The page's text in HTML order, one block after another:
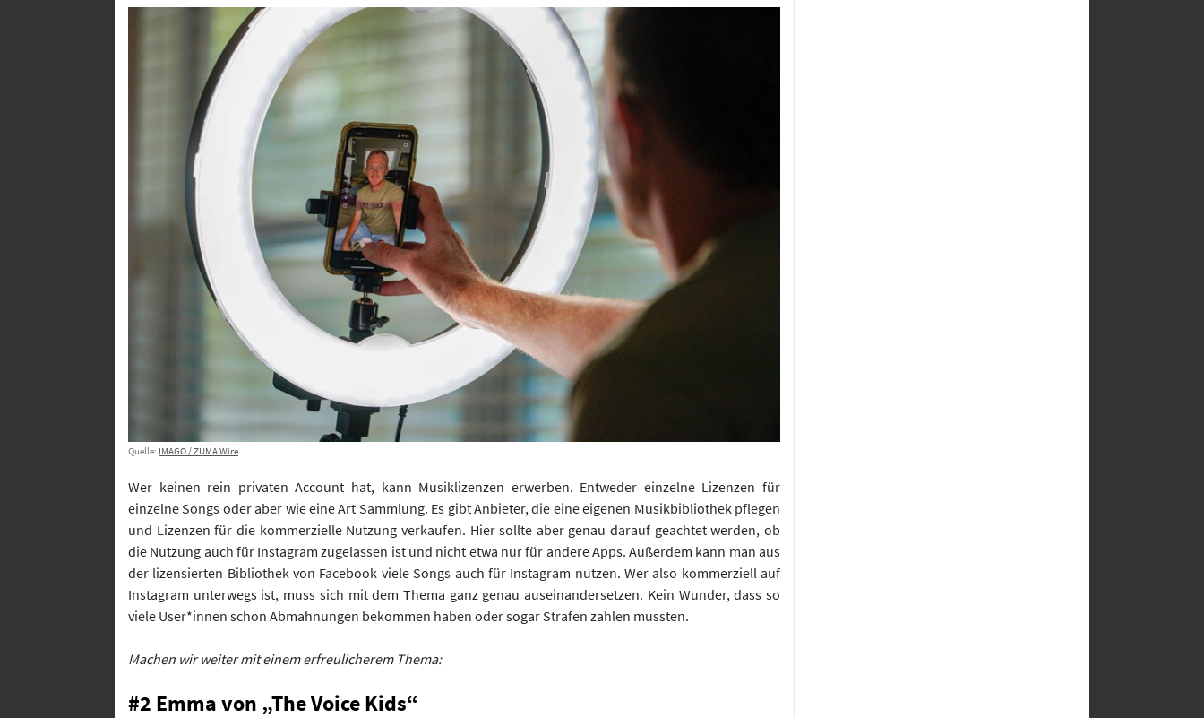
Quelle: IMAGO / ZUMA Wire
Wer keinen rein privaten Account hat, kann Musiklizenzen erwerben. Entweder einzelne Lizenzen für
einzelne Songs oder aber wie eine Art Sammlung. Es gibt Anbieter, die eine eigenen Musikbibliothek pflegen
und Lizenzen für die kommerzielle Nutzung verkaufen. Hier sollte aber genau darauf geachtet werden, ob
die Nutzung auch für Instagram zugelassen ist und nicht etwa nur für andere Apps. Außerdem kann man aus
der lizensierten Bibliothek von Facebook viele Songs auch für Instagram nutzen. Wer also kommerziell auf
Instagram unterwegs ist, muss sich mit dem Thema ganz genau auseinandersetzen. Kein Wunder, dass so
viele User*innen schon Abmahnungen bekommen haben oder sogar Strafen zahlen mussten.
Machen wir weiter mit einem erfreulicherem Thema:
#2 Emma von „The Voice Kids“